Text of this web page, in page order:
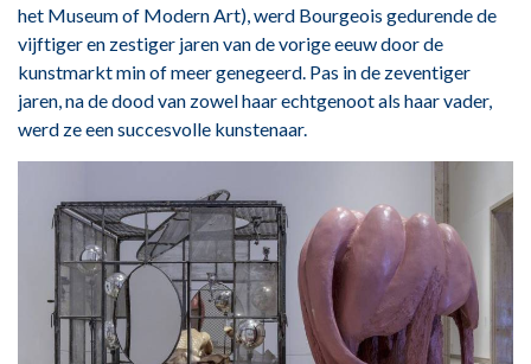
het Museum of Modern Art), werd Bourgeois gedurende de
vijftiger en zestiger jaren van de vorige eeuw door de
kunstmarkt min of meer genegeerd. Pas in de zeventiger
jaren, na de dood van zowel haar echtgenoot als haar vader,
werd ze een succesvolle kunstenaar.